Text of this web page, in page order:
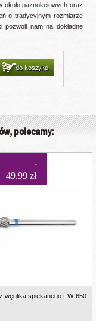
około paznokciowych oraz
o tradycyjnym rozmiarze
pozwoli nam na dokładne
do koszyka
polecamy:
49.99 zł
węglika spiekanego FW-650